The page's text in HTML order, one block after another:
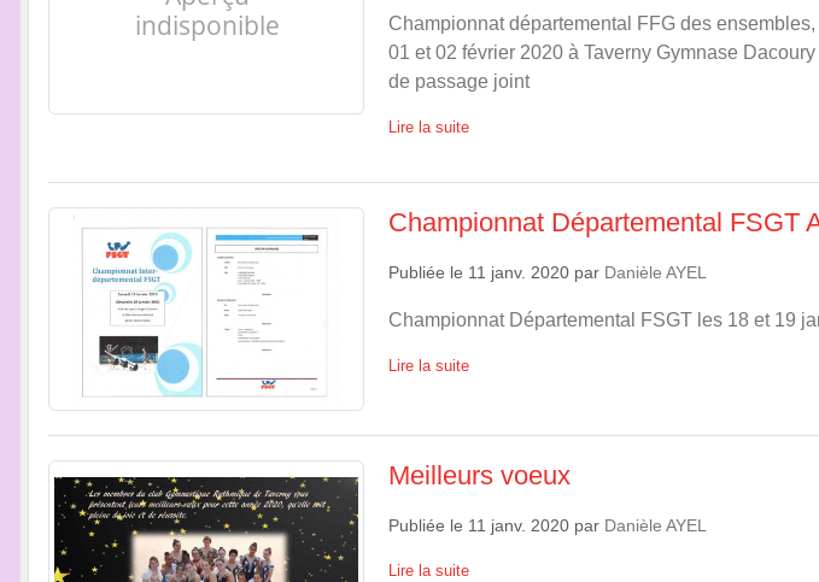
Championnat départemental FFG des
01 et 02 février 2020 à Taverny Gymnase
de passage joint
Lire la suite
Championnat Départemental FSGT
Publiée le 11 janv. 2020par Danièle AYEL
Championnat Départemental FSGT les 18 et 19
Lire la suite
Meilleurs voeux
Publiée le 11 janv. 2020par Danièle AYEL
Lire la suite